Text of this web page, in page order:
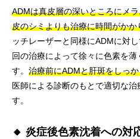
ADMは真皮層の深いところにメ
皮のシミよりも治療に時間がかか
ッチレーザーと同様にADMに対
回の治療によって徐々に色素を
す。 治療前にADMと肝斑をしっ
医師による診断のもとで適切な
す。
🔸 炎症後色素沈着への対